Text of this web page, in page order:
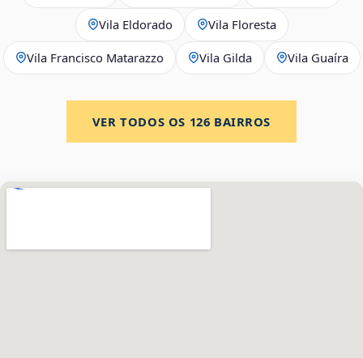
Vila Eldorado Vila Floresta
Vila Francisco Matarazzo Vila Gilda Vila Guaíra
VER TODOS OS 126 BAIRROS